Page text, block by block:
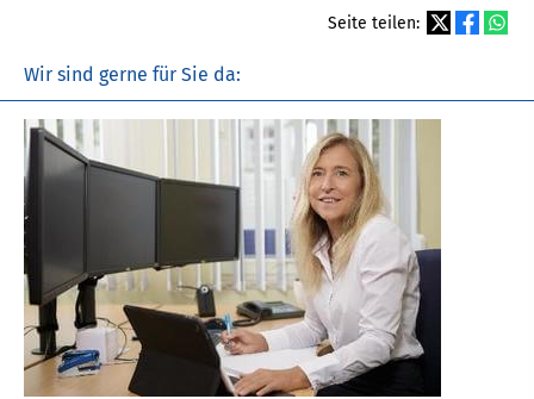
Seite teilen:
Wir sind gerne für Sie da: